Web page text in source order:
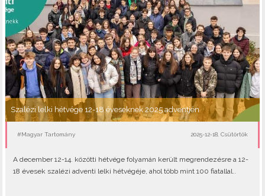
Szalézi lelki hétvége 12-18 éveseknek 2025 adventjén
#Magyar Tartomány 2025-12-18, Csütörtök
A december 12-14. közötti hétvége folyamán került megrendezésre a 12-
18 évesek szalézi adventi lelki hétvégéje, ahol több mint 100 fiatallal..